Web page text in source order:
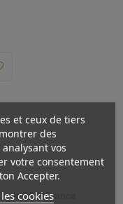
de 69€ (France
et ceux de tiers
des
vos
votre consentement
Accepter.
cookies